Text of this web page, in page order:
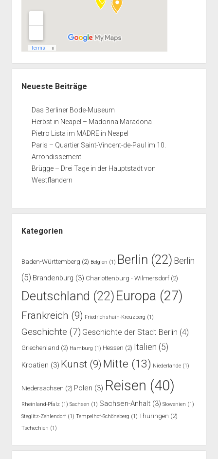
Neueste Beiträge
Das Berliner Bode-Museum
Herbst in Neapel – Madonna Maradona
Pietro Lista im MADRE in Neapel
Paris – Quartier Saint-Vincent-de-Paul im 10.
Arrondissement
Brügge – Drei Tage in der Hauptstadt von
Westflandern
Kategorien
Baden-Württemberg (2) Belgien (1) Berlin (22) Berlin
(5) Brandenburg (3) Charlottenburg - Wilmersdorf(2)
Deutschland (22) Europa (27)
Frankreich (9) Friedrichshain-Kreuzberg (1)
Geschichte (7) Geschichte der Stadt Berlin (4)
Griechenland (2) Hamburg (1) Hessen (2) Italien (5)
Kroatien (3) Kunst(9) Mitte (13) Niederlande(1)
Niedersachsen (2) Polen (3) Reisen (40)
Rheinland-Pfalz(1) Sachsen (1) Sachsen-Anhalt(3) Slowenien (1)
Steglitz-Zehlendorf (1) Tempelhof-Schöneberg (1) Thüringen (2)
Tschechien (1)